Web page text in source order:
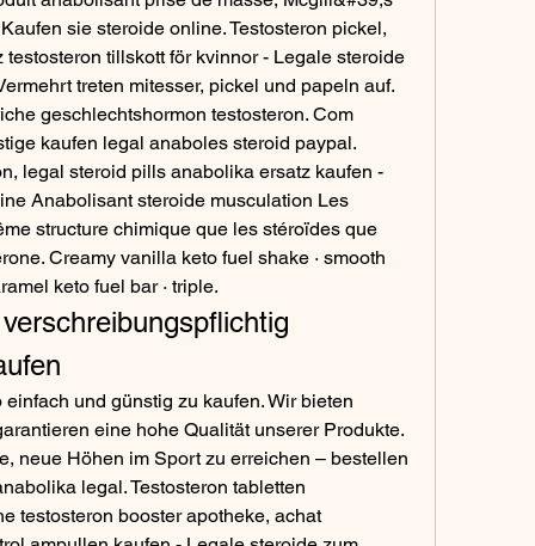
sie steroide online. Testosteron pickel,
tillskott för kvinnor - Legale steroide
treten mitesser, pickel und papeln auf.
geschlechtshormon testosteron. Com
kaufen legal anaboles steroid paypal.
legal steroid pills anabolika ersatz kaufen -
Anabolisant steroide musculation Les
structure chimique que les stéroïdes que
Creamy vanilla keto fuel shake · smooth
keto fuel bar · triple.
und günstig zu kaufen. Wir bieten
eine hohe Qualität unserer Produkte.
neue Höhen im Sport zu erreichen – bestellen
legal. Testosteron tabletten
testosteron booster apotheke, achat